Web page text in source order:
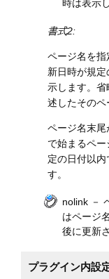
時は表示
書式2:
ページ名を
新日時が規
示します。
述したそのペ
ページ名末尾
で始まるペ
定の日付以
す。
nolink －
はページ
後に更新
プラグイン内設